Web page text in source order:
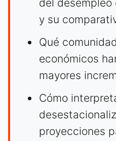
del
y su
Qué
económicos
mayores
Cómo
proyecciones